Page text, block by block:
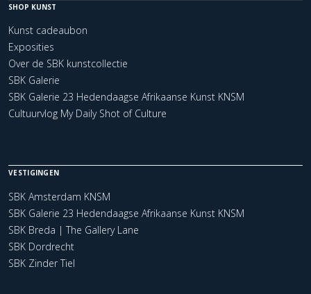
SHOP KUNST
Kunst cadeaubon
Exposities
Over de SBK kunstcollectie
SBK Galerie
SBK Galerie 23 Hedendaagse Afrikaanse Kunst KNSM
Cultuurvlog My Daily Shot of Culture
VESTIGINGEN
SBK Amsterdam KNSM
SBK Galerie 23 Hedendaagse Afrikaanse Kunst KNSM
SBK Breda | The Gallery Lane
SBK Dordrecht
SBK Zinder Tiel